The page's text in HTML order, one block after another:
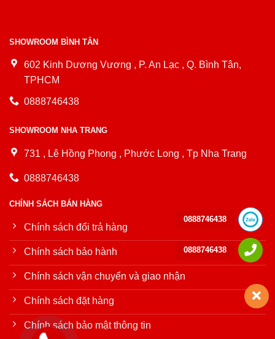
SHOWROOM BÌNH TÂN
602 Kinh Dương Vương , P. An Lạc , Q. Bình Tân,
TPHCM
0888746438
SHOWROOM NHA TRANG
731 , Lê Hồng Phong , Phước Long , Tp Nha Trang
0888746438
CHÍNH SÁCH BÁN HÀNG
Chính sách đổi trả hàng
Chính sách bảo hành
Chính sách vận chuyển và giao nhận
Chính sách đặt hàng
Chính sách bảo mật thông tin
0888746438
0888746438